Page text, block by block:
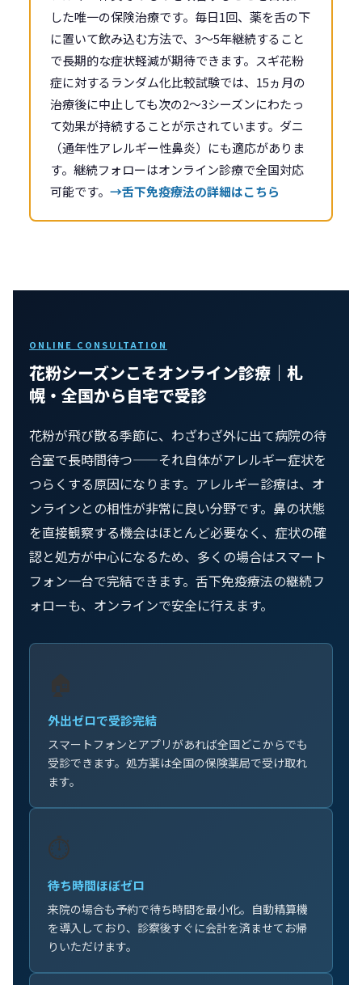
した唯一の保険治療です。毎日1回、薬を舌の下
に置いて飲み込む方法で、3〜5年継続すること
で長期的な症状軽減が期待できます。スギ花粉
症に対するランダム化比較試験では、15ヵ月の
治療後に中止しても次の2〜3シーズンにわたっ
て効果が持続することが示されています。ダニ
（通年性アレルギー性鼻炎）にも適応がありま
す。継続フォローはオンライン診療で全国対応
可能です。 →舌下免疫療法の詳細はこちら
ONLINE CONSULTATION
花粉シーズンこそオンライン診療｜札
幌・全国から自宅で受診
花粉が飛び散る季節に、わざわざ外に出て病院の待
合室で長時間待つ——それ自体がアレルギー症状を
つらくする原因になります。アレルギー診療は、オ
ンラインとの相性が非常に良い分野です。鼻の状態
を直接観察する機会はほとんど必要なく、症状の確
認と処方が中心になるため、多くの場合はスマート
フォン一台で完結できます。舌下免疫療法の継続フ
ォローも、オンラインで安全に行えます。
🏠
外出ゼロで受診完結
スマートフォンとアプリがあれば全国どこからでも
受診できます。処方薬は全国の保険薬局で受け取れ
ます。
⏱️
待ち時間ほぼゼロ
来院の場合も予約で待ち時間を最小化。自動精算機
を導入しており、診察後すぐに会計を済ませてお帰
りいただけます。